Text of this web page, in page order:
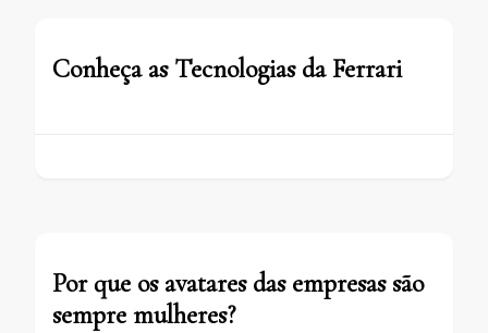
Conheça as Tecnologias da Ferrari
Por que os avatares das empresas são
sempre mulheres?